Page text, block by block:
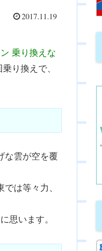
2017.11.19
乗り換えな
り換えで、
な雲が空を覆
は等々力、
思います。